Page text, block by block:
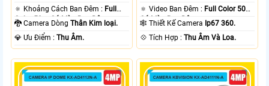
🔅 Khoảng Cách Ban Đêm : Full
Color 50m Có Màu Ban Ðêm.
🐉️ Camera DòngThân Kim loại.
️💎 Ưu Điểm :Thu Âm.
🔅 Video Ban Đêm : Full Color 50m
Có Màu Ban Ðêm.
🕸️ Thiết Kế Camera Ip67 360.
️💠 Tích Hợp :Thu Âm Và Loa.